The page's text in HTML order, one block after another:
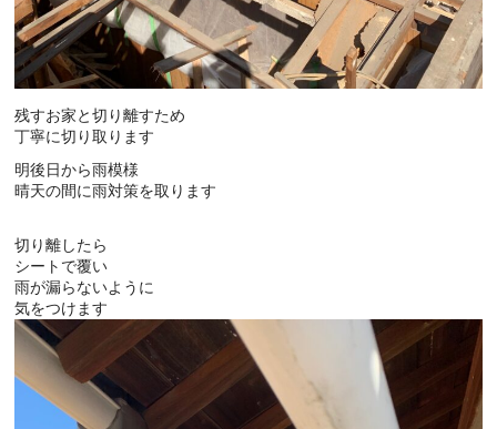
残すお家と切り離すため
丁寧に切り取ります
明後日から雨模様
晴天の間に雨対策を取ります
切り離したら
シートで覆い
雨が漏らないように
気をつけます